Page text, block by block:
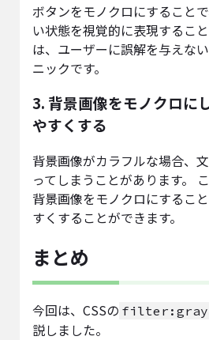
ボタンをモノクロにすること
い状態を視覚的に表現するこ
は、ユーザーに誤解を与えな
ニックです。
3. 背景画像をモノクロに
やすくする
背景画像がカラフルな場合、
ってしまうことがあります。
背景画像をモノクロにするこ
すくすることができます。
まとめ
今回は、CSSの
説しました。